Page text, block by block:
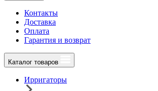
Контакты
Доставка
Оплата
Гарантия и возврат
Каталог товаров
Ирригаторы